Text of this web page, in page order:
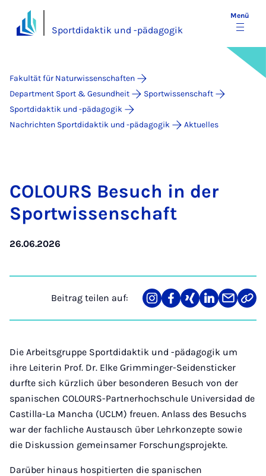
Sportdidaktik und -pädagogik
Menü
Fakultät für Naturwissenschaften
Department Sport & Gesundheit
Sportwissenschaft
Sportdidaktik und -pädagogik
Nachrichten Sportdidaktik und -pädagogik
Aktuelles
CO­LOURS Be­such in der
Spor­t­wis­­sen­­schaft
26.06.2026
Beitrag teilen auf:
Teilen
auf
Teilen
auf
Teilen
auf
Teilen
auf
Teilen
über
Link
Die Arbeitsgruppe Sportdidaktik und -pädagogik um
ihre Leiterin Prof. Dr. Elke Grimminger-Seidensticker
durfte sich kürzlich über besonderen Besuch von der
spanischen COLOURS-Partnerhochschule Universidad de
Castilla-La Mancha (UCLM) freuen. Anlass des Besuchs
war der fachliche Austausch über Lehrkonzepte sowie
die Diskussion gemeinsamer Forschungsprojekte.
Darüber hinaus hospitierten die spanischen